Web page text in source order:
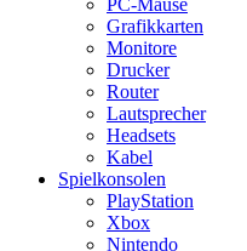
PC-Mäuse
Grafikkarten
Monitore
Drucker
Router
Lautsprecher
Headsets
Kabel
Spielkonsolen
PlayStation
Xbox
Nintendo